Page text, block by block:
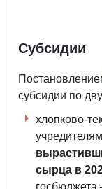
Субсидии
субсидии по
хлопково-
сырца в